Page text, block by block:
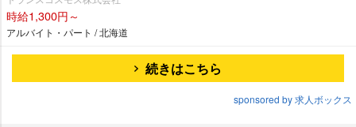
時給1,300円～
アルバイト・パート / 北海道
続きはこちら
sponsored by 求人ボックス